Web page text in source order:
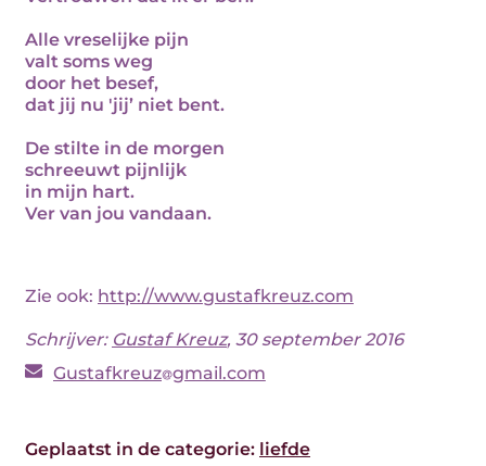
Alle vreselijke pijn
valt soms weg
door het besef,
dat jij nu 'jij’ niet bent.
De stilte in de morgen
schreeuwt pijnlijk
in mijn hart.
Ver van jou vandaan.
Zie ook: http://www.gustafkreuz.com
Schrijver: Gustaf Kreuz, 30 september 2016
Gustafkreuz gmail.com
Geplaatst in de categorie: liefde